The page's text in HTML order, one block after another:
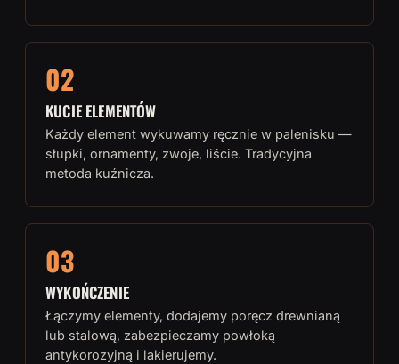
02
KUCIE ELEMENTÓW
Każdy element wykuwamy ręcznie w palenisku —
słupki, ornamenty, zwoje, liście. Tradycyjna
metoda kuźnicza.
03
WYKOŃCZENIE
Łączymy elementy, dodajemy poręcz drewnianą
lub stalową, zabezpieczamy powłoką
antykorozyjną i lakierujemy.